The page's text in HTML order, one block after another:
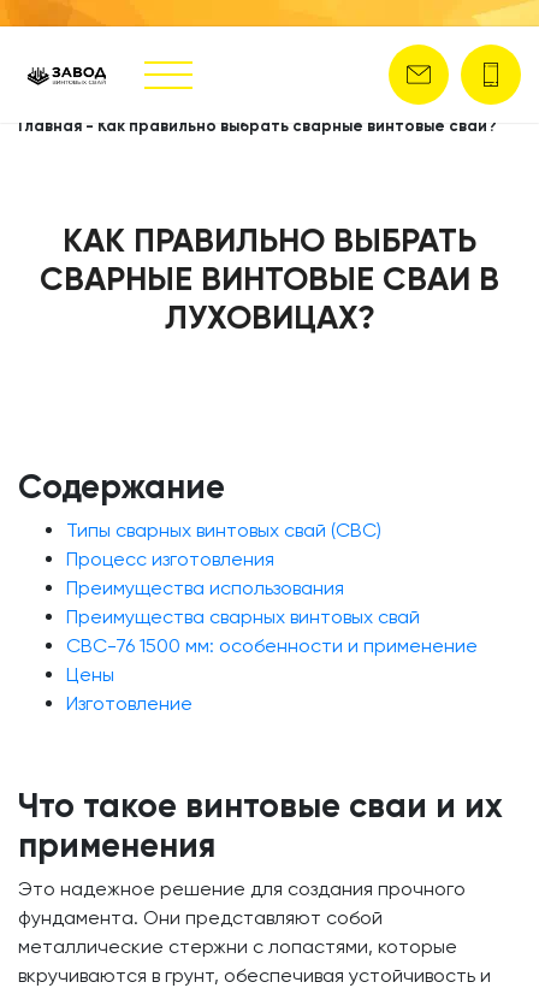
Главная - Как правильно выбрать сварные винтовые сваи?
КАК ПРАВИЛЬНО ВЫБРАТЬ
СВАРНЫЕ ВИНТОВЫЕ СВАИ В
ЛУХОВИЦАХ?
Содержание
Типы сварных винтовых свай (СВС)
Процесс изготовления
Преимущества использования
Преимущества сварных винтовых свай
СВС-76 1500 мм: особенности и применение
Цены
Изготовление
Что такое винтовые сваи и их
применения
Это надежное решение для создания прочного
фундамента. Они представляют собой
металлические стержни с лопастями, которые
вкручиваются в грунт, обеспечивая устойчивость и